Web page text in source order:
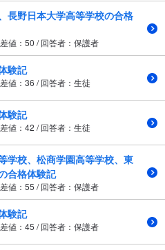
長野日本大学高等学校の合格
値：50 / 回答者：保護者
験記
値：36 / 回答者：生徒
験記
値：42 / 回答者：生徒
学校、松商学園高等学校、東
合格体験記
値：55 / 回答者：保護者
験記
値：45 / 回答者：保護者